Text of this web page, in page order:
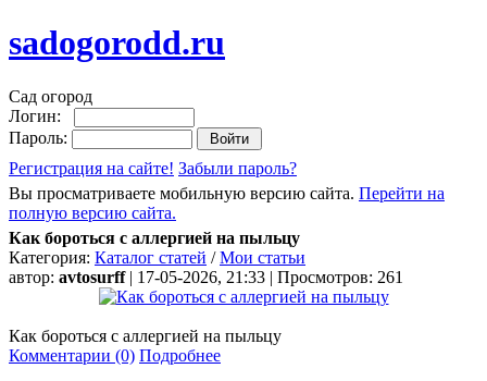
sadogorodd.ru
Сад огород
Логин:
Пароль:
Регистрация на сайте! Забыли пароль?
Вы просматриваете мобильную версию сайта. Перейти на
полную версию сайта.
Как бороться с аллергией на пыльцу
Категория: Каталог статей /Мои статьи
автор: avtosurff| 17-05-2026, 21:33 | Просмотров: 261
Как бороться с аллергией на пыльцу
Комментарии (0) Подробнее